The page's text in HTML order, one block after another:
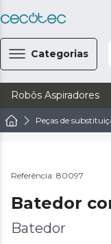
Categorias
Robôs Aspiradores
Peças de
Referência: 80097
Batedor
Batedor